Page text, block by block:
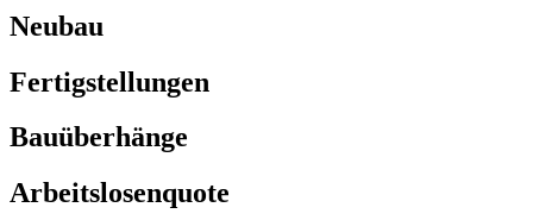
Neubau
Fertigstellungen
Bauüberhänge
Arbeitslosenquote